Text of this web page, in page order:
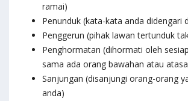
ramai)
Penunduk (kata-kata anda didengari
Penggerun (pihak lawan tertunduk
Penghormatan (dihormati oleh
sama ada orang bawahan atau
Sanjungan (disanjungi orang-orang
anda)